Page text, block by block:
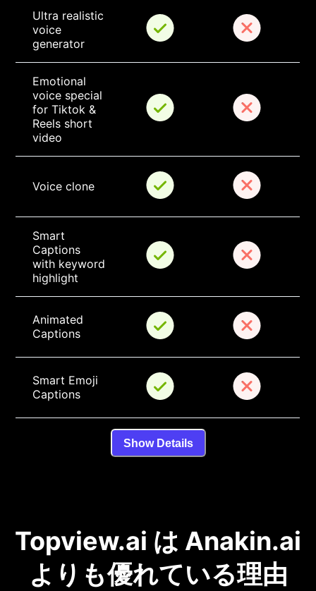
Ultra realistic
voice
generator
Emotional
voice special
for Tiktok &
Reels short
video
Voice clone
Smart
Captions
with keyword
highlight
Animated
Captions
Smart Emoji
Captions
Show Details
Topview.ai は Anakin.ai
よりも優れている理由